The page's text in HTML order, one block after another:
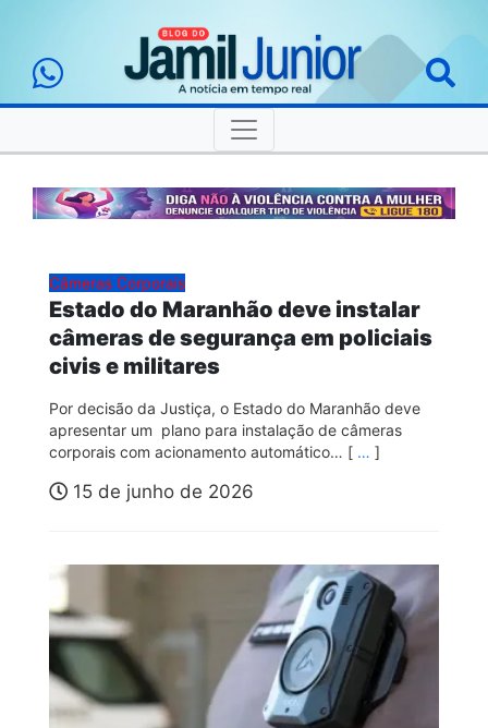
Câmeras Corporais
Estado do Maranhão deve instalar
câmeras de segurança em policiais
civis e militares
Por decisão da Justiça, o Estado do Maranhão deve
apresentar um plano para instalação de câmeras
corporais com acionamento automático… [ … ]
15 de junho de 2026